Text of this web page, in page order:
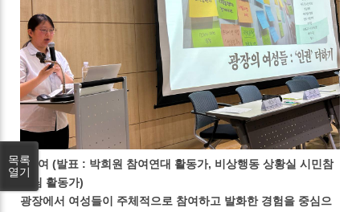
∙ 참여 (발표 : 박희원 참여연대 활동가, 비상행동 상황실 시민참
여팀 활동가)
광장에서 여성들이 주체적으로 참여하고 발화한 경험을 중심으
목록
열기